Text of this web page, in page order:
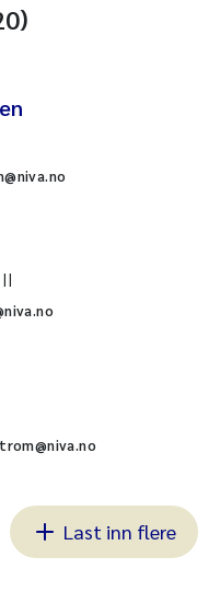
Last inn flere